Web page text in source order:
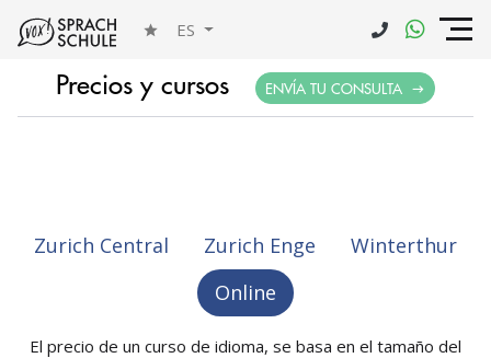
ES
Precios y cursos ENVÍA TU CONSULTA
Zurich Central Zurich Enge
Winterthur
Online
El precio de un curso de idioma, se basa en el tamaño del